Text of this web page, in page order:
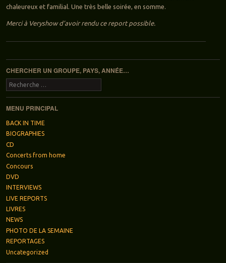
chaleureux et familial. Une très belle soirée, en somme.
Merci à Veryshow d’avoir rendu ce report possible.
Navigation des articles
CHERCHER UN GROUPE, PAYS, ANNÉE…
Recherche
MENU PRINCIPAL
BACK IN TIME
BIOGRAPHIES
CD
Concerts from home
Concours
DVD
INTERVIEWS
LIVE REPORTS
LIVRES
NEWS
PHOTO DE LA SEMAINE
REPORTAGES
Uncategorized